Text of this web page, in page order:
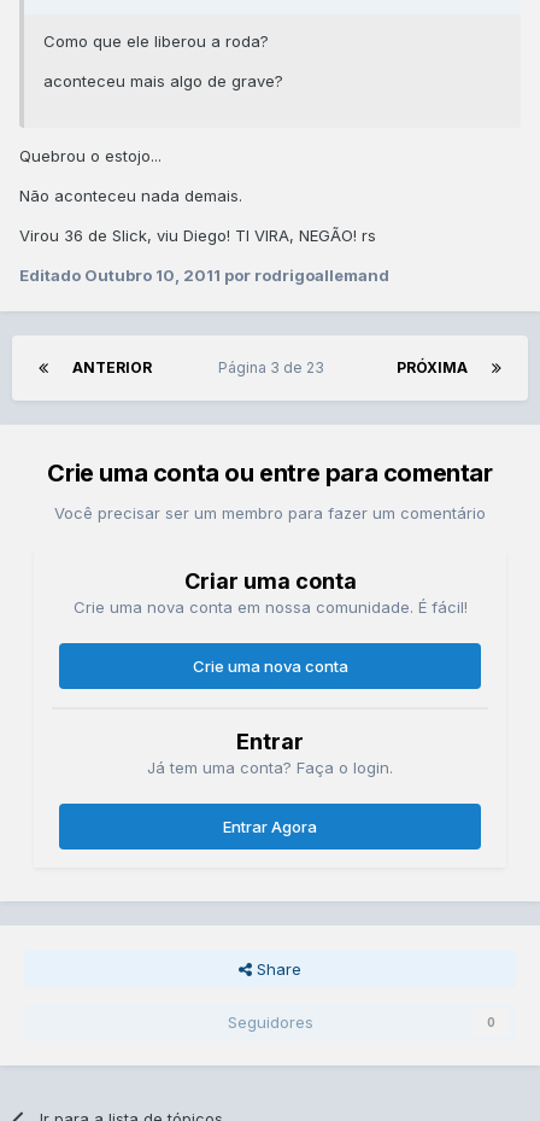
Como que ele liberou a roda?
aconteceu mais algo de grave?
Quebrou o estojo...
Não aconteceu nada demais.
Virou 36 de Slick, viu Diego! TI VIRA, NEGÃO! rs
Editado Outubro 10, 2011 por rodrigoallemand
ANTERIOR PRÓXIMA
Página 3 de 23
Crie uma conta ou entre para comentar
Você precisar ser um membro para fazer um comentário
Criar uma conta
Crie uma nova conta em nossa comunidade. É fácil!
Crie uma nova conta
Entrar
Já tem uma conta? Faça o login.
Entrar Agora
Share
Seguidores 0